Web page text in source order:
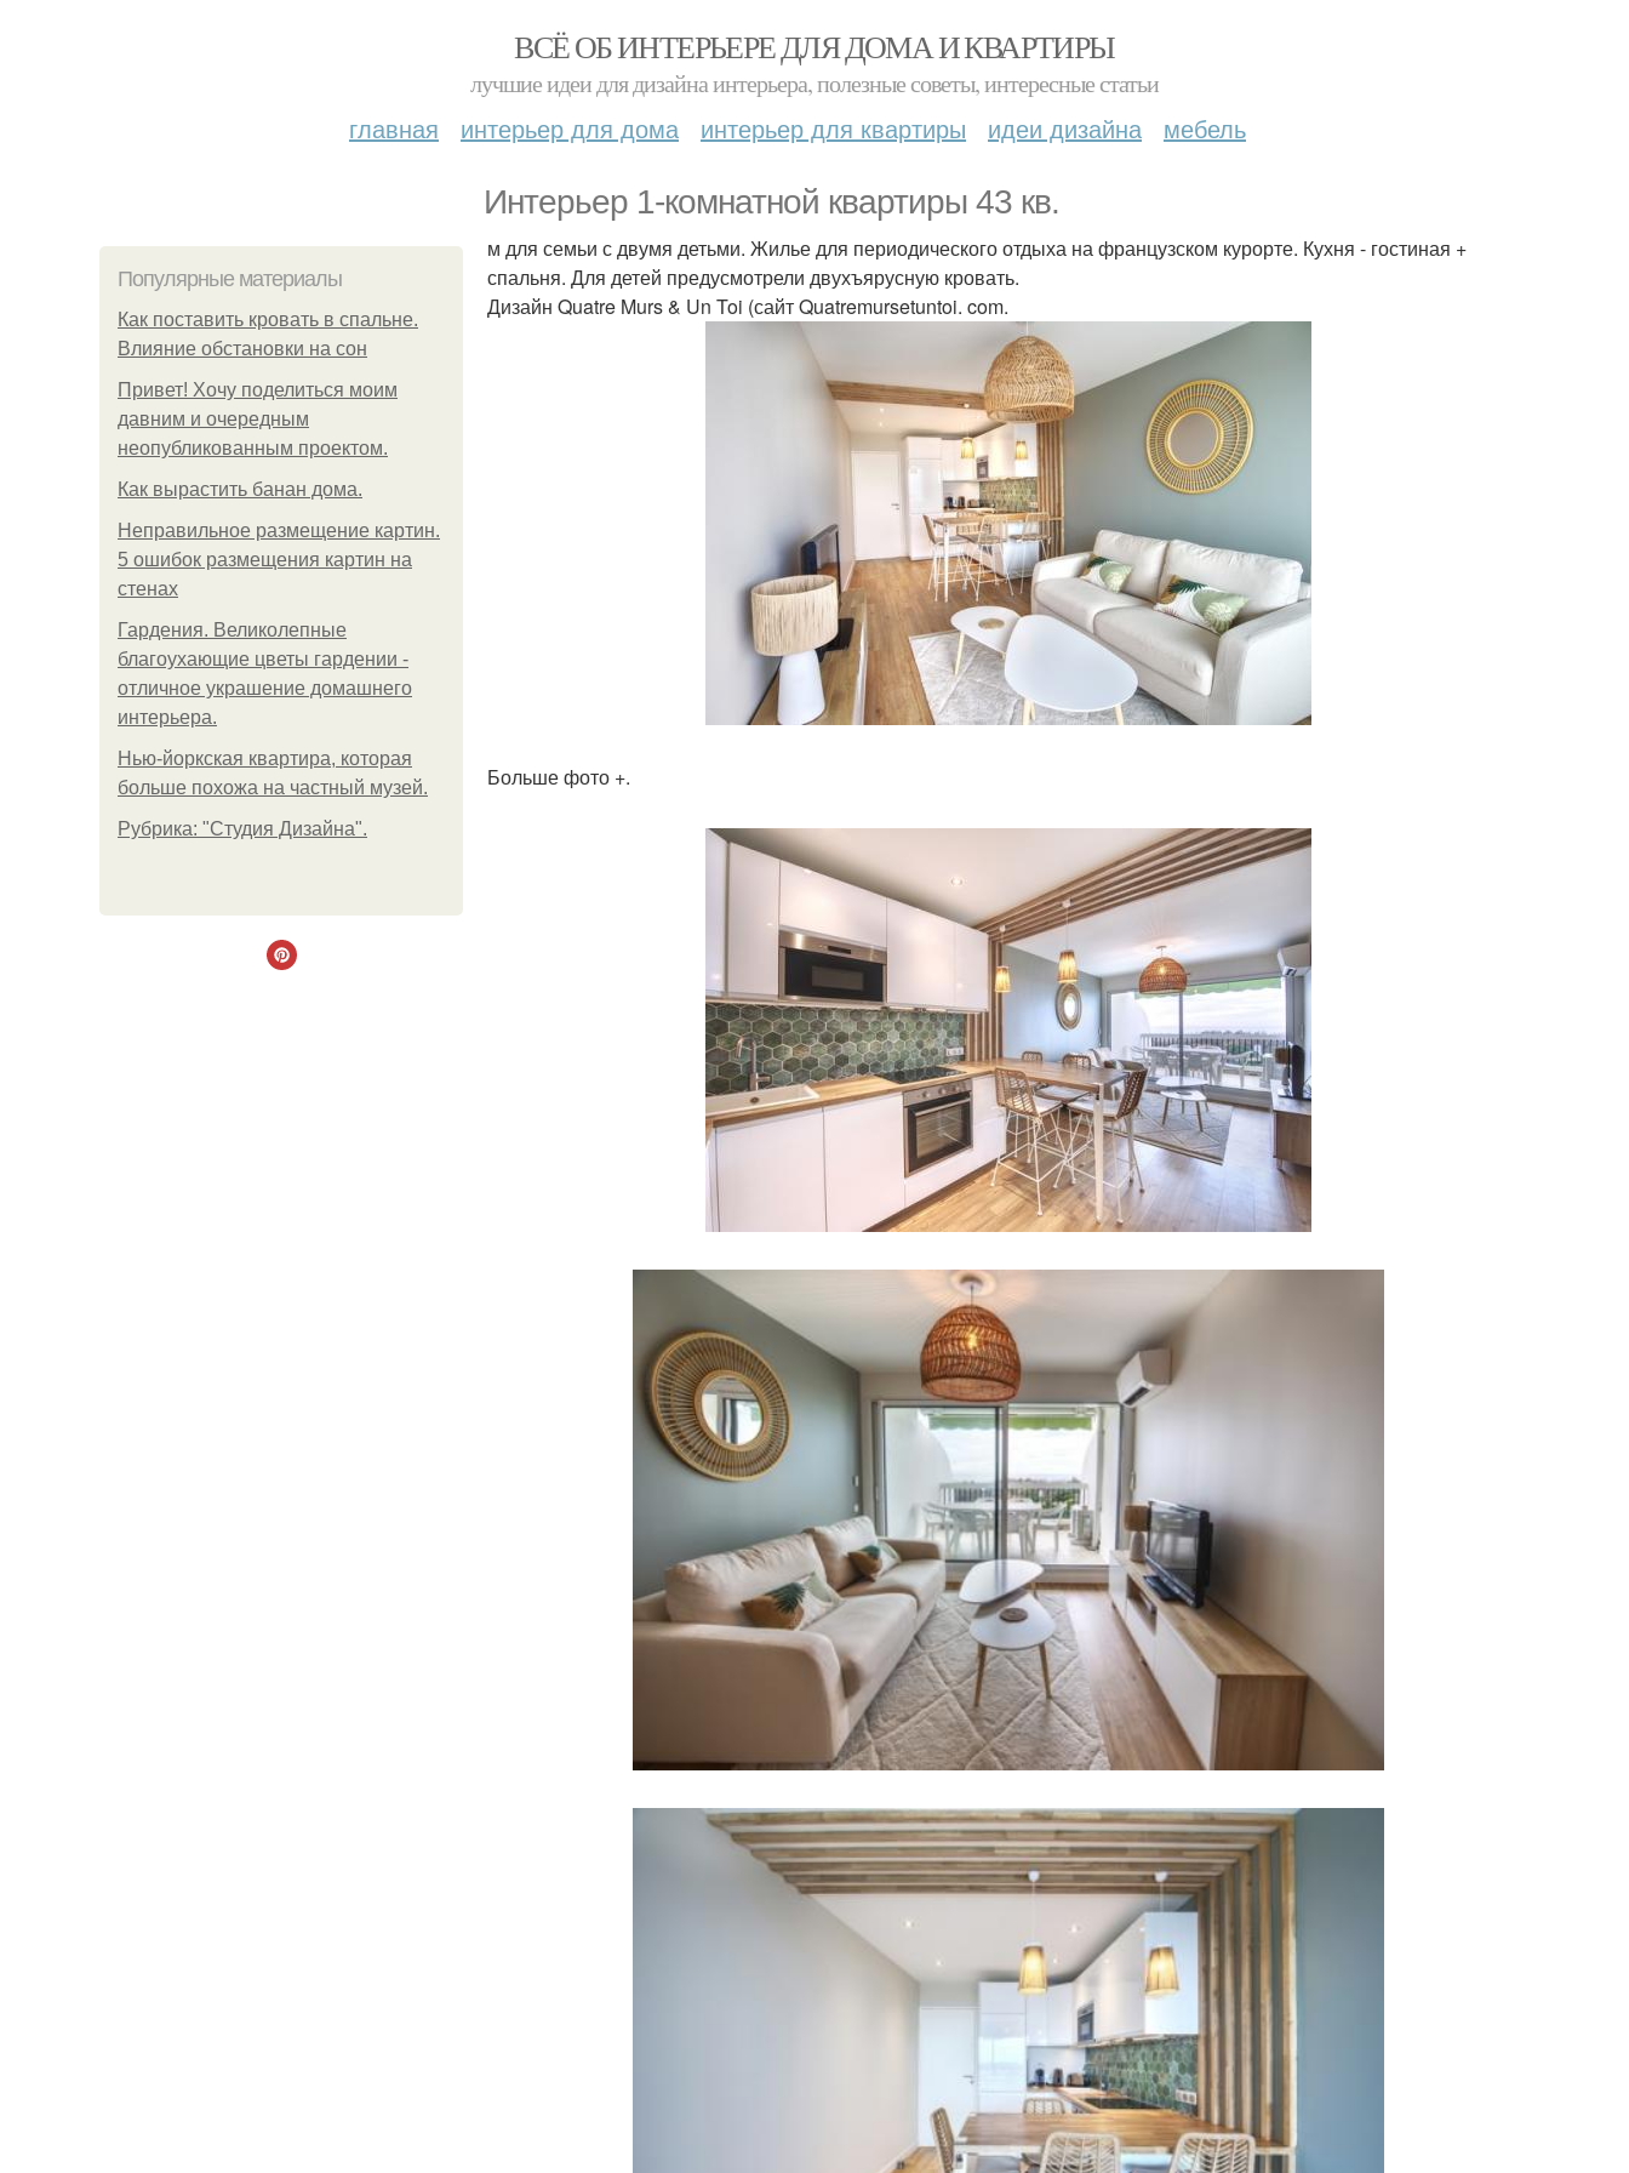
ВСЁ ОБ ИНТЕРЬЕРЕ ДЛЯ ДОМА И КВАРТИРЫ
лучшие идеи для дизайна интерьера, полезные советы, интересные статьи
главная интерьер для дома интерьер для квартиры идеи дизайна мебель
Интерьер 1-комнатной квартиры 43 кв.
Популярные материалы
Как поставить кровать в спальне.
Влияние обстановки на сон
Привет! Хочу поделиться моим
давним и очередным
неопубликованным проектом.
Как вырастить банан дома.
Неправильное размещение картин.
5 ошибок размещения картин на
стенах
Гардения. Великолепные
благоухающие цветы гардении -
отличное украшение домашнего
интерьера.
Нью-йоркская квартира, которая
больше похожа на частный музей.
Рубрика: "Студия Дизайна".
м для семьи с двумя детьми. Жилье для периодического отдыха на французском курорте. Кухня - гостиная +
спальня. Для детей предусмотрели двухъярусную кровать.
Дизайн Quatre Murs & Un Toi (сайт Quatremursetuntoi. com.
Больше фото +.